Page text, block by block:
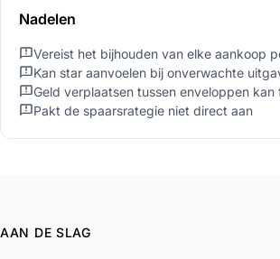
Nadelen
Vereist het bijhouden van elke aankoop
Kan star aanvoelen bij onverwachte
Geld verplaatsen tussen enveloppen
Pakt de spaarsrategie niet direct aan
AAN DE SLAG